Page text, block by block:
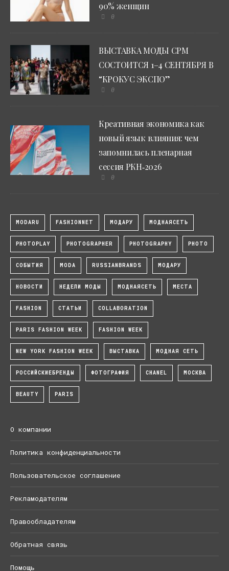
90% женщин
0
ВЫСТАВКА МОДЫ CPM
СОСТОИТСЯ 1–4 СЕНТЯБРЯ В
“КРОКУС ЭКСПО”
0
Креативная экономика как
новый язык влияния: чем
запомнилась пленарная
сессия РКН‑2026
0
MODARU FASHIONNET МОДАРУ МОДНАЯСЕТЬ
PHOTOPLAY PHOTOGRAPHER PHOTOGRAPHY PHOTO
СОБЫТИЯ MODA RUSSIANBRANDS МОДАРУ
НОВОСТИ НЕДЕЛИ МОДЫ МОДНАЯСЕТЬ МЕСТА
FASHION СТАТЬИ COLLABORATION
PARIS FASHION WEEK FASHION WEEK
NEW YORK FASHION WEEK ВЫСТАВКА МОДНАЯ СЕТЬ
РОССИЙСКИЕБРЕНДЫ ФОТОГРАФИЯ CHANEL МОСКВА
BEAUTY PARIS
О компании
Политика конфиденциальности
Пользовательское соглашение
Рекламодателям
Правообладателям
Обратная связь
Помощь